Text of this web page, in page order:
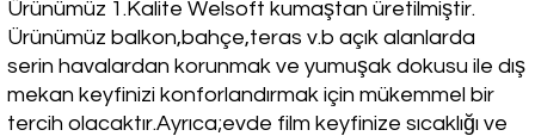
Ürünümüz 1.Kalite Welsoft kumaştan üretilmiştir.
Ürünümüz balkon,bahçe,teras v.b açık alanlarda
serin havalardan korunmak ve yumuşak dokusu ile dış
mekan keyfinizi konforlandırmak için mükemmel bir
tercih olacaktır.Ayrıca;evde film keyfinize sıcaklığı ve